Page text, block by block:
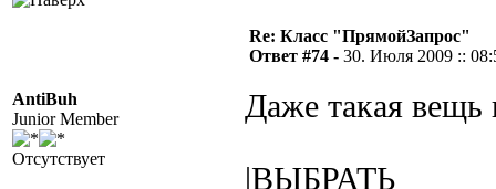
AntiBuh
Junior Member
Отсутствует
Re: Класс "ПрямойЗапрос"
Ответ #74 - 30. Июля 2009 ::
Даже такая вещь
|ВЫБРАТЬ